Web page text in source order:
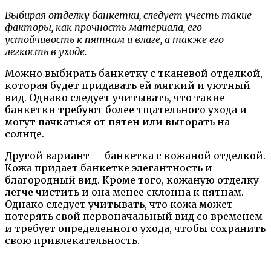
Выбирая отделку банкетки, следует учесть такие
факторы, как прочность материала, его
устойчивость к пятнам и влаге, а также его
легкость в уходе.
Можно выбирать банкетку с тканевой отделкой,
которая будет придавать ей мягкий и уютный
вид. Однако следует учитывать, что такие
банкетки требуют более тщательного ухода и
могут пачкаться от пятен или выгорать на
солнце.
Другой вариант — банкетка с кожаной отделкой.
Кожа придает банкетке элегантность и
благородный вид. Кроме того, кожаную отделку
легче чистить и она менее склонна к пятнам.
Однако следует учитывать, что кожа может
потерять свой первоначальный вид со временем
и требует определенного ухода, чтобы сохранить
свою привлекательность.